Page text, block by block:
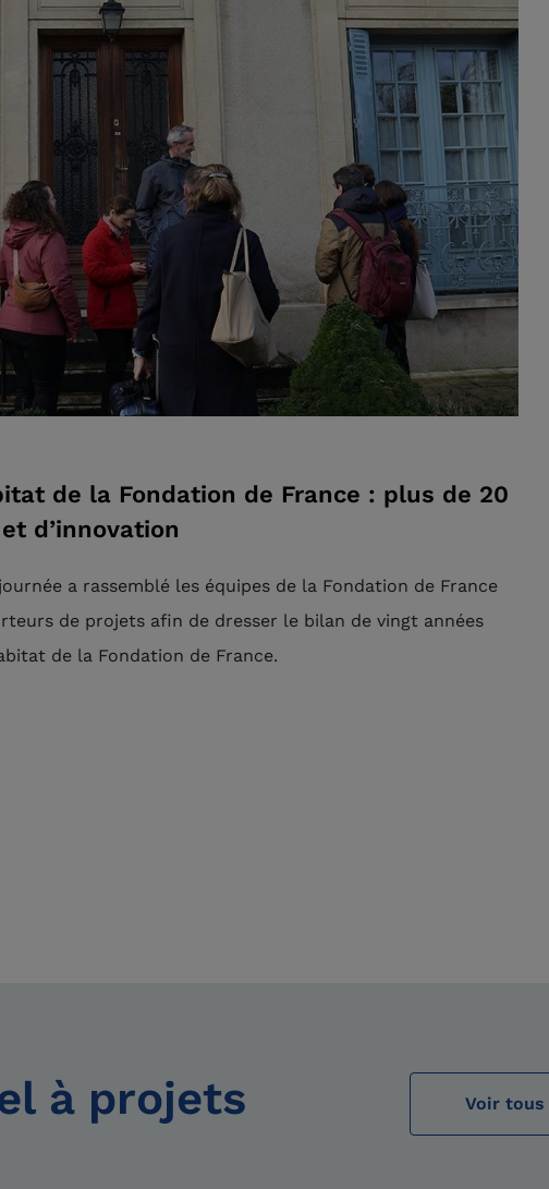
de la Fondation de France : plus de 20
d’innovation
a rassemblé les équipes de la Fondation de France
de projets afin de dresser le bilan de vingt années
de la Fondation de France.
à projets Voir tous